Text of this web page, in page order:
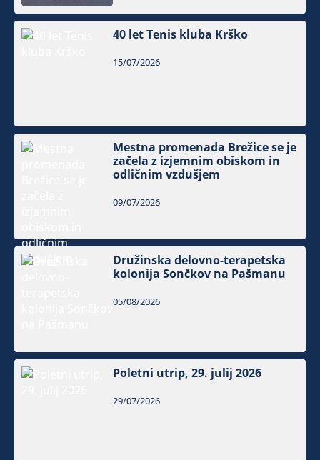
40 let Tenis kluba Krško
15/07/2026
Mestna promenada Brežice se je
začela z izjemnim obiskom in
odličnim vzdušjem
09/07/2026
Družinska delovno-terapetska
kolonija Sončkov na Pašmanu
05/08/2026
Poletni utrip, 29. julij 2026
29/07/2026